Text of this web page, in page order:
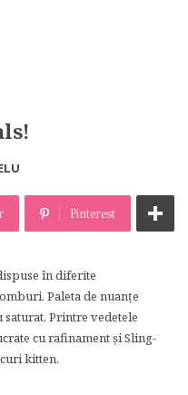
Pinterest
în diferite
Paleta de nuanţe
Printre vedetele
cu rafinament şi Sling-
kitten.